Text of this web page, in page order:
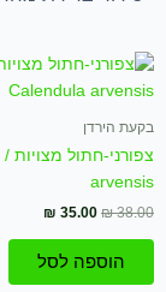
בקעת הירדן
arvensis
₪38.00
המחיר
היה:
₪ 35.00
המחיר
הוא:
הוספה לסל